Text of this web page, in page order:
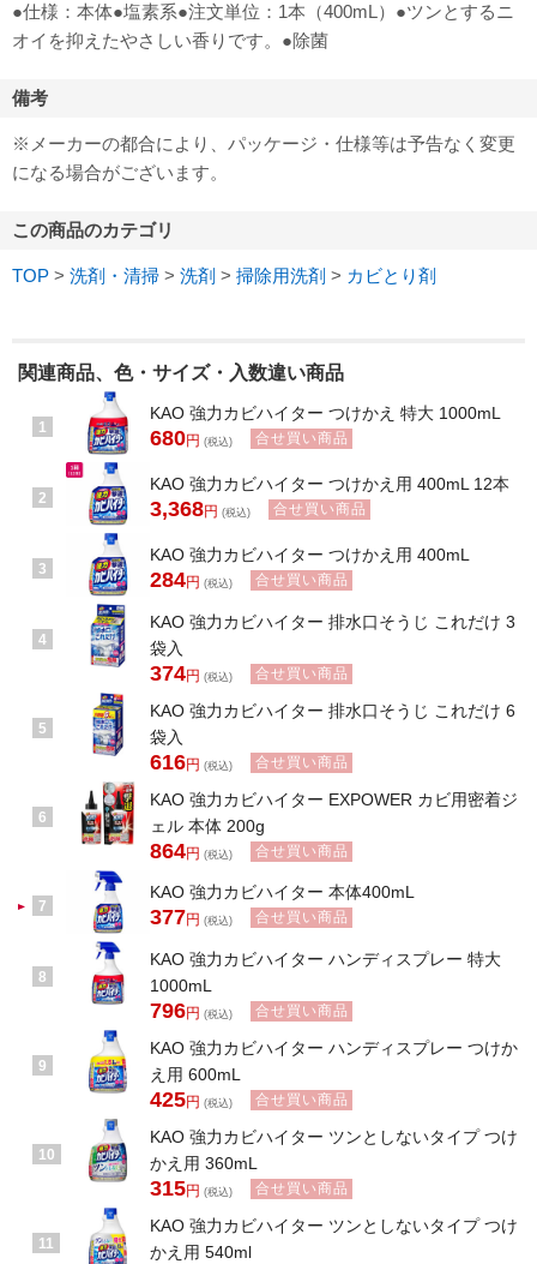
●仕様：本体●塩素系●注文単位：1本（400mL）●ツンとするニ
オイを抑えたやさしい香りです。●除菌
備考
※メーカーの都合により、パッケージ・仕様等は予告なく変更
になる場合がございます。
この商品のカテゴリ
TOP > 洗剤・清掃 > 洗剤 > 掃除用洗剤 > カビとり剤
関連商品、色・サイズ・入数違い商品
1
KAO 強力カビハイター つけかえ 特大 1000mL
680円 (税込) 合せ買い商品
2
KAO 強力カビハイター つけかえ用 400mL 12本
3,368円 (税込) 合せ買い商品
3
KAO 強力カビハイター つけかえ用 400mL
284円 (税込) 合せ買い商品
4
KAO 強力カビハイター 排水口そうじ これだけ 3
袋入
374円 (税込) 合せ買い商品
5
KAO 強力カビハイター 排水口そうじ これだけ 6
袋入
616円 (税込) 合せ買い商品
6
KAO 強力カビハイター EXPOWER カビ用密着ジ
ェル 本体 200g
864円 (税込) 合せ買い商品
7
KAO 強力カビハイター 本体400mL
377円 (税込) 合せ買い商品
8
KAO 強力カビハイター ハンディスプレー 特大
1000mL
796円 (税込) 合せ買い商品
9
KAO 強力カビハイター ハンディスプレー つけか
え用 600mL
425円 (税込) 合せ買い商品
10
KAO 強力カビハイター ツンとしないタイプ つけ
かえ用 360mL
315円 (税込) 合せ買い商品
11
KAO 強力カビハイター ツンとしないタイプ つけ
かえ用 540ml